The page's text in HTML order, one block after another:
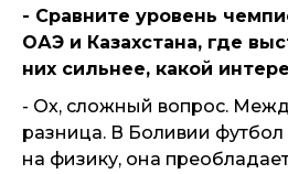
- Сравните уровень
ОАЭ и Казахстана, где
них сильнее, какой
- Ох, сложный вопрос.
разница. В Боливии
на физику, она